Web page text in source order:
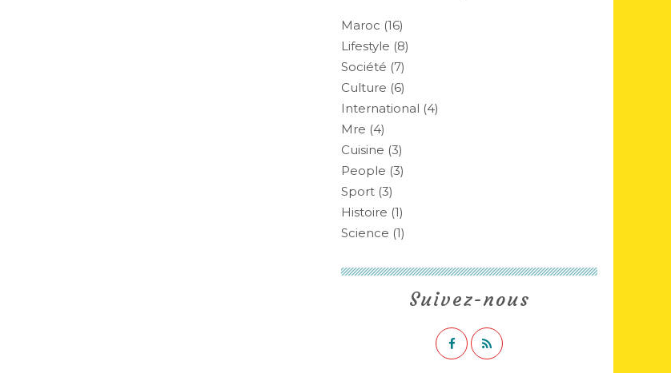
Maroc (16)
Lifestyle (8)
Société (7)
Culture (6)
International (4)
Mre (4)
Cuisine (3)
People (3)
Sport (3)
Histoire (1)
Science (1)
Suivez-nous